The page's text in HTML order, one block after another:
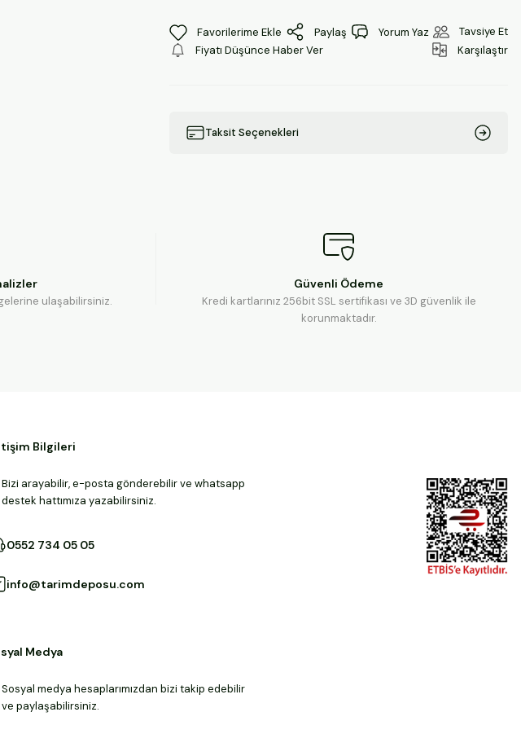
Paylaş Yorum Yaz
Tavsiye Et
Fiyatı Düşünce Haber Ver
Karşılaştır
Taksit Seçenekleri
ulaşabilirsiniz.
Güvenli Ödeme
Kredi kartlarınız 256bit SSL sertifikası ve 3D güvenlik ile
korunmaktadır.
Bilgileri
Bizi arayabilir, e-posta gönderebilir ve whatsapp
destek hattımıza yazabilirsiniz.
0552 734 05 05
info@tarimdeposu.com
Medya
Sosyal medya hesaplarımızdan bizi takip edebilir
ve paylaşabilirsiniz.